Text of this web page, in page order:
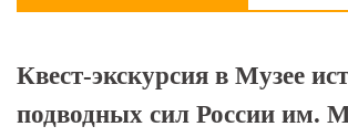
Квест-экскурсия в Музее
подводных сил России им.